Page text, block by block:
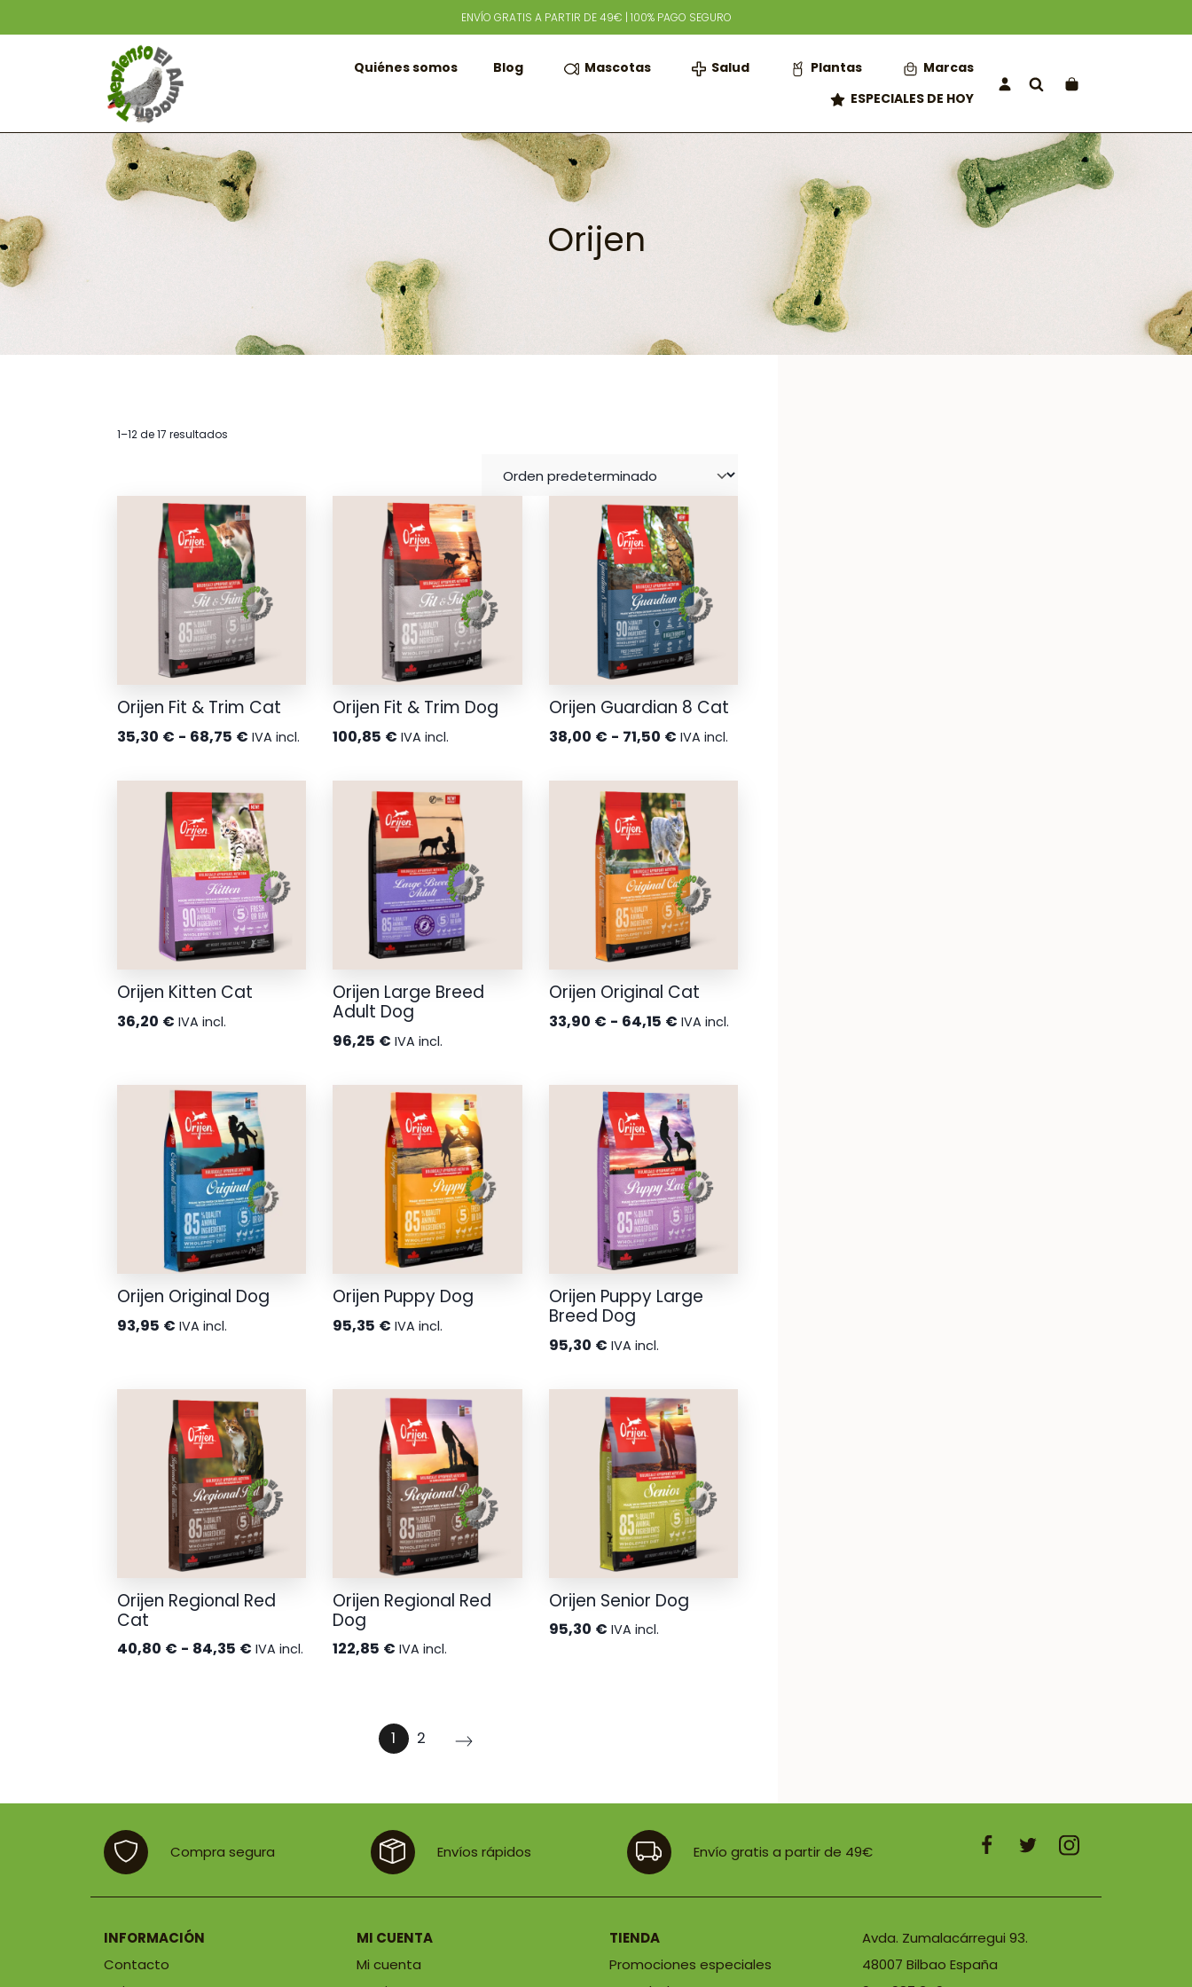
ENVÍO GRATIS A PARTIR DE 49€ | 100% PAGO SEGURO
Quiénes somos Blog Mascotas Salud Plantas
Marcas
ESPECIALES DE HOY
Orijen
1–12 de 17 resultados
Orijen Fit & Trim Cat
35,30 € - 68,75 € Rango
precios:
desde
35,30 €
hasta
68,75 €
IVA incl.
Orijen Fit & Trim Dog
100,85 € IVA incl.
Orijen Guardian 8 Cat
38,00 € - 71,50 €Rango
precios:
desde
38,00 €
hasta
71,50 €
IVA incl.
Orijen Kitten Cat
36,20 € IVA incl.
Orijen Large Breed
Adult Dog
96,25 € IVA incl.
Orijen Original Cat
33,90 € - 64,15 €Rango
desde
33,90 €
hasta
64,15 €
IVA incl.
Orijen Original Dog
93,95 € IVA incl.
Orijen Puppy Dog
95,35 € IVA incl.
Orijen Puppy Large
Breed Dog
95,30 € IVA incl.
Orijen Regional Red
Cat
40,80 € - 84,35 € Rango
IVA incl.
Orijen Regional Red
Dog
122,85 € IVA incl.
Orijen Senior Dog
95,30 € IVA incl.
1 2
Compra segura Envíos rápidos Envío gratis a partir de 49€
INFORMACIÓN
Contacto
MI CUENTA
Mi cuenta
TIENDA
Promociones especiales
Avda. Zumalacárregui 93.
48007 Bilbao España